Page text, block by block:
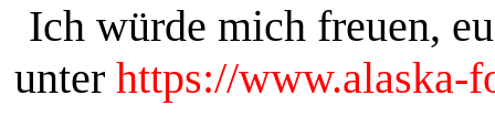
Ich würde mich freuen,
unter https://www.alaska-